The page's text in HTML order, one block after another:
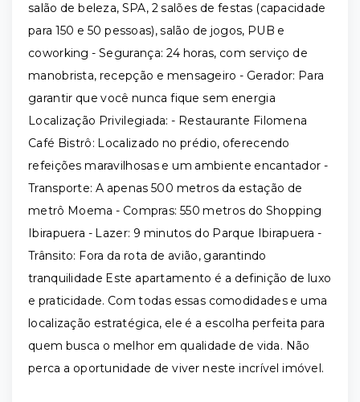
salão de beleza, SPA, 2 salões de festas (capacidade
para 150 e 50 pessoas), salão de jogos, PUB e
coworking - Segurança: 24 horas, com serviço de
manobrista, recepção e mensageiro - Gerador: Para
garantir que você nunca fique sem energia
Localização Privilegiada: - Restaurante Filomena
Café Bistrô: Localizado no prédio, oferecendo
refeições maravilhosas e um ambiente encantador -
Transporte: A apenas 500 metros da estação de
metrô Moema - Compras: 550 metros do Shopping
Ibirapuera - Lazer: 9 minutos do Parque Ibirapuera -
Trânsito: Fora da rota de avião, garantindo
tranquilidade Este apartamento é a definição de luxo
e praticidade. Com todas essas comodidades e uma
localização estratégica, ele é a escolha perfeita para
quem busca o melhor em qualidade de vida. Não
perca a oportunidade de viver neste incrível imóvel.